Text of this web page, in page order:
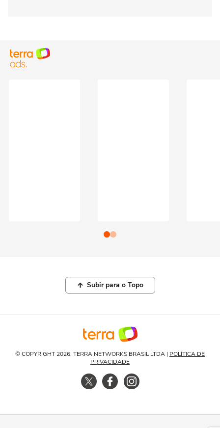
Subir para o Topo
© COPYRIGHT 2026, TERRA NETWORKS BRASIL LTDA | POLÍTICA DE
PRIVACIDADE